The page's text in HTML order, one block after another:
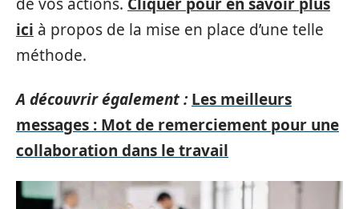
ici à propos de la mise en place d’une telle
méthode.
A découvrir également : Les meilleurs
messages : Mot de remerciement pour une
collaboration dans le travail